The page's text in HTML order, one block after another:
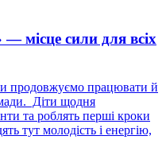
місце сили для всіх
продовжуємо працювати й
Діти щодня
та роблять перші кроки
тут молодість і енергію,